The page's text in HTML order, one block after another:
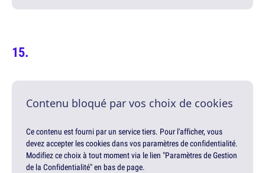
Contenu bloqué par vos choix de cookies
Ce contenu est fourni par un service tiers. Pour l'afficher, vous
devez accepter les cookies dans vos paramètres de confidentialité.
Modifiez ce choix à tout moment via le lien "Paramètres de Gestion
de la Confidentialité" en bas de page.